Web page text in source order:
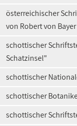
österreichischer
von Robert von Bayer
schottischer
Schatzinsel"
schottischer
schottischer
schottischer